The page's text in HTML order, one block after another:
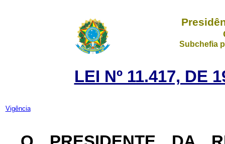
Subchefia
LEI Nº 11.417, DE
Vigência